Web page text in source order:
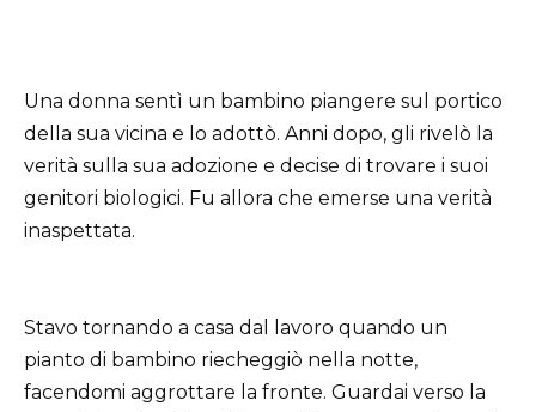
Una donna sentì un bambino piangere sul portico
della sua vicina e lo adottò. Anni dopo, gli rivelò la
verità sulla sua adozione e decise di trovare i suoi
genitori biologici. Fu allora che emerse una verità
inaspettata.
Stavo tornando a casa dal lavoro quando un
pianto di bambino riecheggiò nella notte,
facendomi aggrottare la fronte. Guardai verso la